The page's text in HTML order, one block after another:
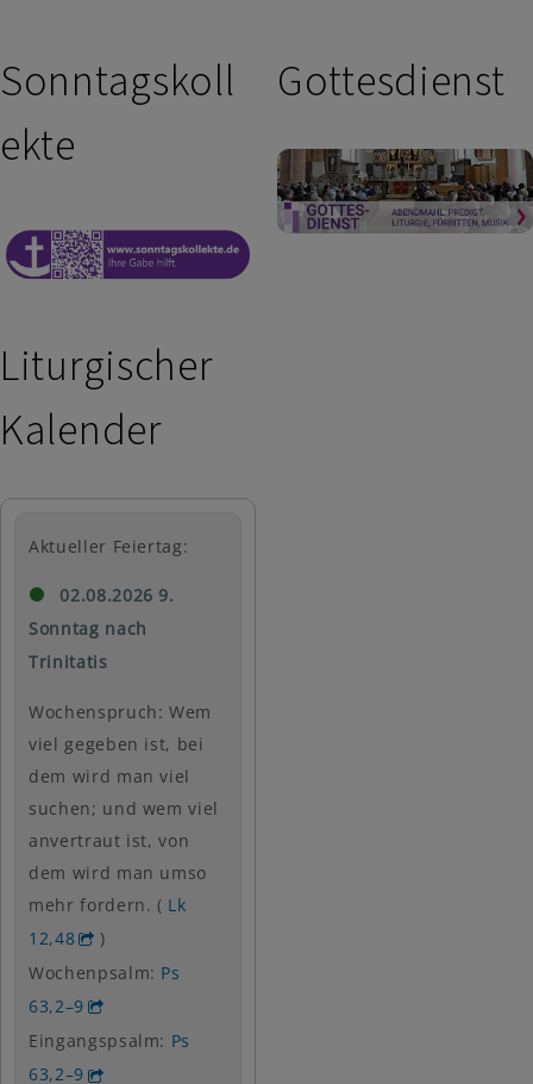
Sonntagskoll
ekte
Gottesdienst
Liturgischer
Kalender
Aktueller Feiertag:
02.08.2026 9.
Sonntag nach
Trinitatis
Wochenspruch: Wem
viel gegeben ist, bei
dem wird man viel
suchen; und wem viel
anvertraut ist, von
dem wird man umso
mehr fordern. ( Lk
12,48
)
Wochenpsalm: Ps
63,2–9
Eingangspsalm: Ps
63,2–9